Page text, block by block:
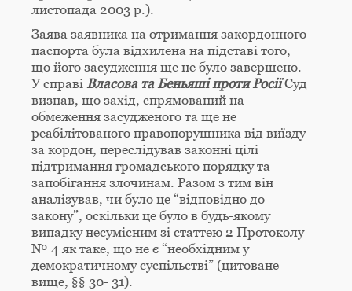
листопада 2003 р.).
Заява заявника на отримання закордонного
паспорта була відхилена на підставі того,
що його засудження ще не було завершено.
У справі Власова та Беньяші проти РосіїСуд
визнав, що захід, спрямований на
обмеження засудженого та ще не
реабілітованого правопорушника від виїзду
за кордон, переслідував законні цілі
підтримання громадського порядку та
запобігання злочинам. Разом з тим він
аналізував, чи було це “відповідно до
закону”, оскільки це було в будь-якому
випадку несумісним зі статтею 2 Протоколу
№ 4 як таке, що не є “необхідним у
демократичному суспільстві” (цитоване
вище, §§ 30- 31).